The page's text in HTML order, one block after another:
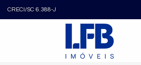
CRECI/SC 6.388-J